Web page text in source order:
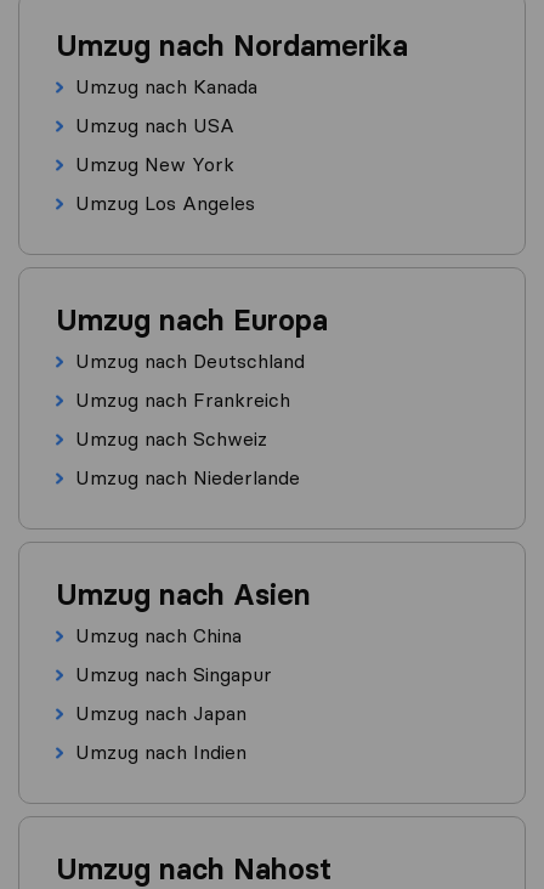
Umzug nach Nordamerika
Umzug nach Kanada
Umzug nach USA
Umzug New York
Umzug Los Angeles
Umzug nach Europa
Umzug nach Deutschland
Umzug nach Frankreich
Umzug nach Schweiz
Umzug nach Niederlande
Umzug nach Asien
Umzug nach China
Umzug nach Singapur
Umzug nach Japan
Umzug nach Indien
Umzug nach Nahost